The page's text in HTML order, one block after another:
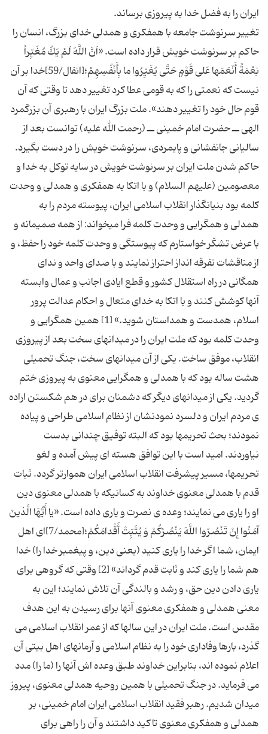
تغییر سرنوشت جامعه با همفکری و همدلی خدای بزرگ، انسان را
حاکم بر سرنوشت خویش قرار داده است. «اَنَّ اللَّهَ لَمْ یَكُ مُغَیِّراً
نِعْمَةً أَنْعَمَها عَلى‏ قَوْمٍ حَتَّى یُغَیِّرُوا ما بِأَنْفُسِهِمْ؛[انفال/59]خدا بر آن
نیست كه نعمتى را كه به قومى عطا كرد تغییر دهد تا وقتى كه آن
قوم حال خود را تغییر دهند». ملت بزرگ ایران با رهبری آن بزرگمرد
الهی ــ حضرت امام خمینی ــ (رحمت الله علیه) توانست بعد از
سالیانی جانفشانی و پایمردی، سرنوشت خویش را در دست بگیرد.
حاکم شدن ملت ایران بر سرنوشت خویش در سایه توکل به خدا و
معصومین (علیهم السلام) و با اتکا به همفکری و همدلی و وحدت
کلمه بود بنیانگذار انقلاب اسلامی ایران، پیوسته مردم را به
همدلی و همگرایی و وحدت کلمه فرا میخواند: از همه صمیمانه و
با عرض تشکّر خواستارم که پیوستگی و وحدت کلمه خود را حفظ، و
از مناقشات تفرقه انداز احتراز نمایند و با صدای واحد و ندای
همگانی در راه استقلال کشور و قطع ایادی اجانب و عمال وابسته
آنها کوشش کنند و با اتکا به خدای متعال و احکام عدالت پرور
اسلام، همدست و همداستان شوید.» [1] همین همگرایی و
وحدت کلمه بود که ملت ایران را در میدانهای سخت بعد از پیروزی
انقلاب، موفق ساخت. یکی از آن میدانهای سخت، جنگ تحمیلی
هشت ساله بود که با همدلی و همگرایی معنوی به پیروزی ختم
گردید. یکی از میدانهای دیگر که دشمنان برای در هم شکستن اراده
ی مردم ایران و دلسرد نمودنشان از نظام اسلامی طراحی و پیاده
نمودند؛ بحث تحریمها بود که البته توفیق چندانی بدست
نیاوردند. امید است با این توافق هسته ای پیش آمده و لغو
تحریمها، مسیر پیشرفت انقلاب اسلامی ایران هموارتر گردد. ثبات
قدم با همدلی معنوی خداوند به کسانیکه با همدلی معنوی دین
او را یاری می نمایند؛ وعده ی نصرت و یاری داده است. «یا أَیُّهَا الَّذینَ
آمَنُوا إِنْ تَنْصُرُوا اللَّهَ یَنْصُرْكُمْ وَ یُثَبِّتْ أَقْدامَكُمْ‏؛[محمد/7]اى اهل
ایمان، شما اگر خدا را یارى كنید (یعنى دین، و پیغمبر خدا را) خدا
هم شما را یارى كند و ثابت قدم گرداند» [2] وقتی که گروهی برای
یاری دادن دین حق، و رشد و بالندگی آن تلاش نمایند؛ این به
معنی همدلی و همفکری معنوی آنها برای رسیدن به این هدف
مقدس است. ملت ایران در این سالها که از عمر انقلاب اسلامی می
گذرد، بارها وفاداری خود را به نظام اسلامی و آرمانهای اهل بیتی آن
اعلام نموده اند، بنابراین خداوند طبق وعده اش آنها را (ما را) مدد
می فرماید. در جنگ تحمیلی با همین روحیه همدلی معنوی، پیروز
میدان شدیم. رهبر فقید انقلاب اسلامی ایران امام خمینی، بر
همدلی و همفکری معنوی تاکید داشتند و آن را راهی برای